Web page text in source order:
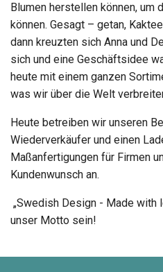
Blumen herstellen können, um
können. Gesagt – getan,
dann kreuzten sich Anna und
sich und eine Geschäftsidee
heute mit einem ganzen
was wir über die Welt
Heute betreiben wir unseren
Wiederverkäufer und einen
Maßanfertigungen für Firmen
Kundenwunsch an.
„Swedish Design - Made with
unser Motto sein!